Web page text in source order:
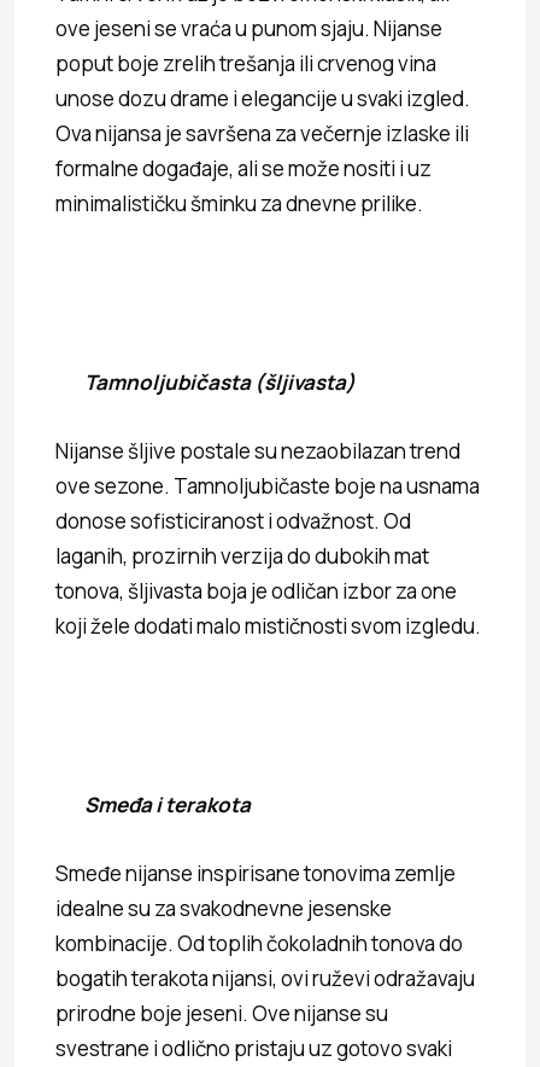
ove jeseni se vraća u punom sjaju. Nijanse
poput boje zrelih trešanja ili crvenog vina
unose dozu drame i elegancije u svaki izgled.
Ova nijansa je savršena za večernje izlaske ili
formalne događaje, ali se može nositi i uz
minimalističku šminku za dnevne prilike.
Tamnoljubičasta (šljivasta)
Nijanse šljive postale su nezaobilazan trend
ove sezone. Tamnoljubičaste boje na usnama
donose sofisticiranost i odvažnost. Od
laganih, prozirnih verzija do dubokih mat
tonova, šljivasta boja je odličan izbor za one
koji žele dodati malo mističnosti svom izgledu.
Smeđa i terakota
Smeđe nijanse inspirisane tonovima zemlje
idealne su za svakodnevne jesenske
kombinacije. Od toplih čokoladnih tonova do
bogatih terakota nijansi, ovi ruževi odražavaju
prirodne boje jeseni. Ove nijanse su
svestrane i odlično pristaju uz gotovo svaki